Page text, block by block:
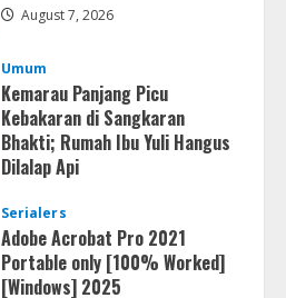
August 7, 2026
Umum
Kemarau Panjang Picu
Kebakaran di Sangkaran
Bhakti; Rumah Ibu Yuli Hangus
Dilalap Api
Serialers
Adobe Acrobat Pro 2021
Portable only [100% Worked]
[Windows] 2025